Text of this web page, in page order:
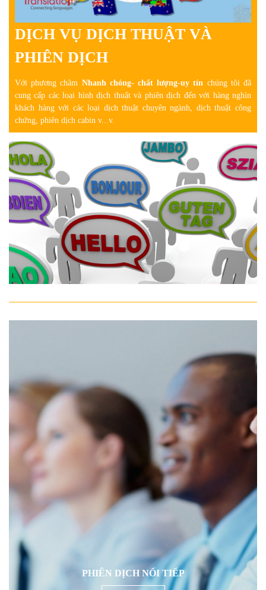
DỊCH VỤ DỊCH THUẬT VÀ
PHIÊN DỊCH
Với phương châm Nhanh chóng- chất lượng-uy tín chúng tôi đã
cung cấp các loại hình dịch thuật và phiên dịch đến với hàng nghìn
khách hàngvới các loại dịch thuật chuyên ngành, dịch thuật công
chứng, phiên dịch cabin v...v.
PHIÊN DỊCH NỐI TIẾP